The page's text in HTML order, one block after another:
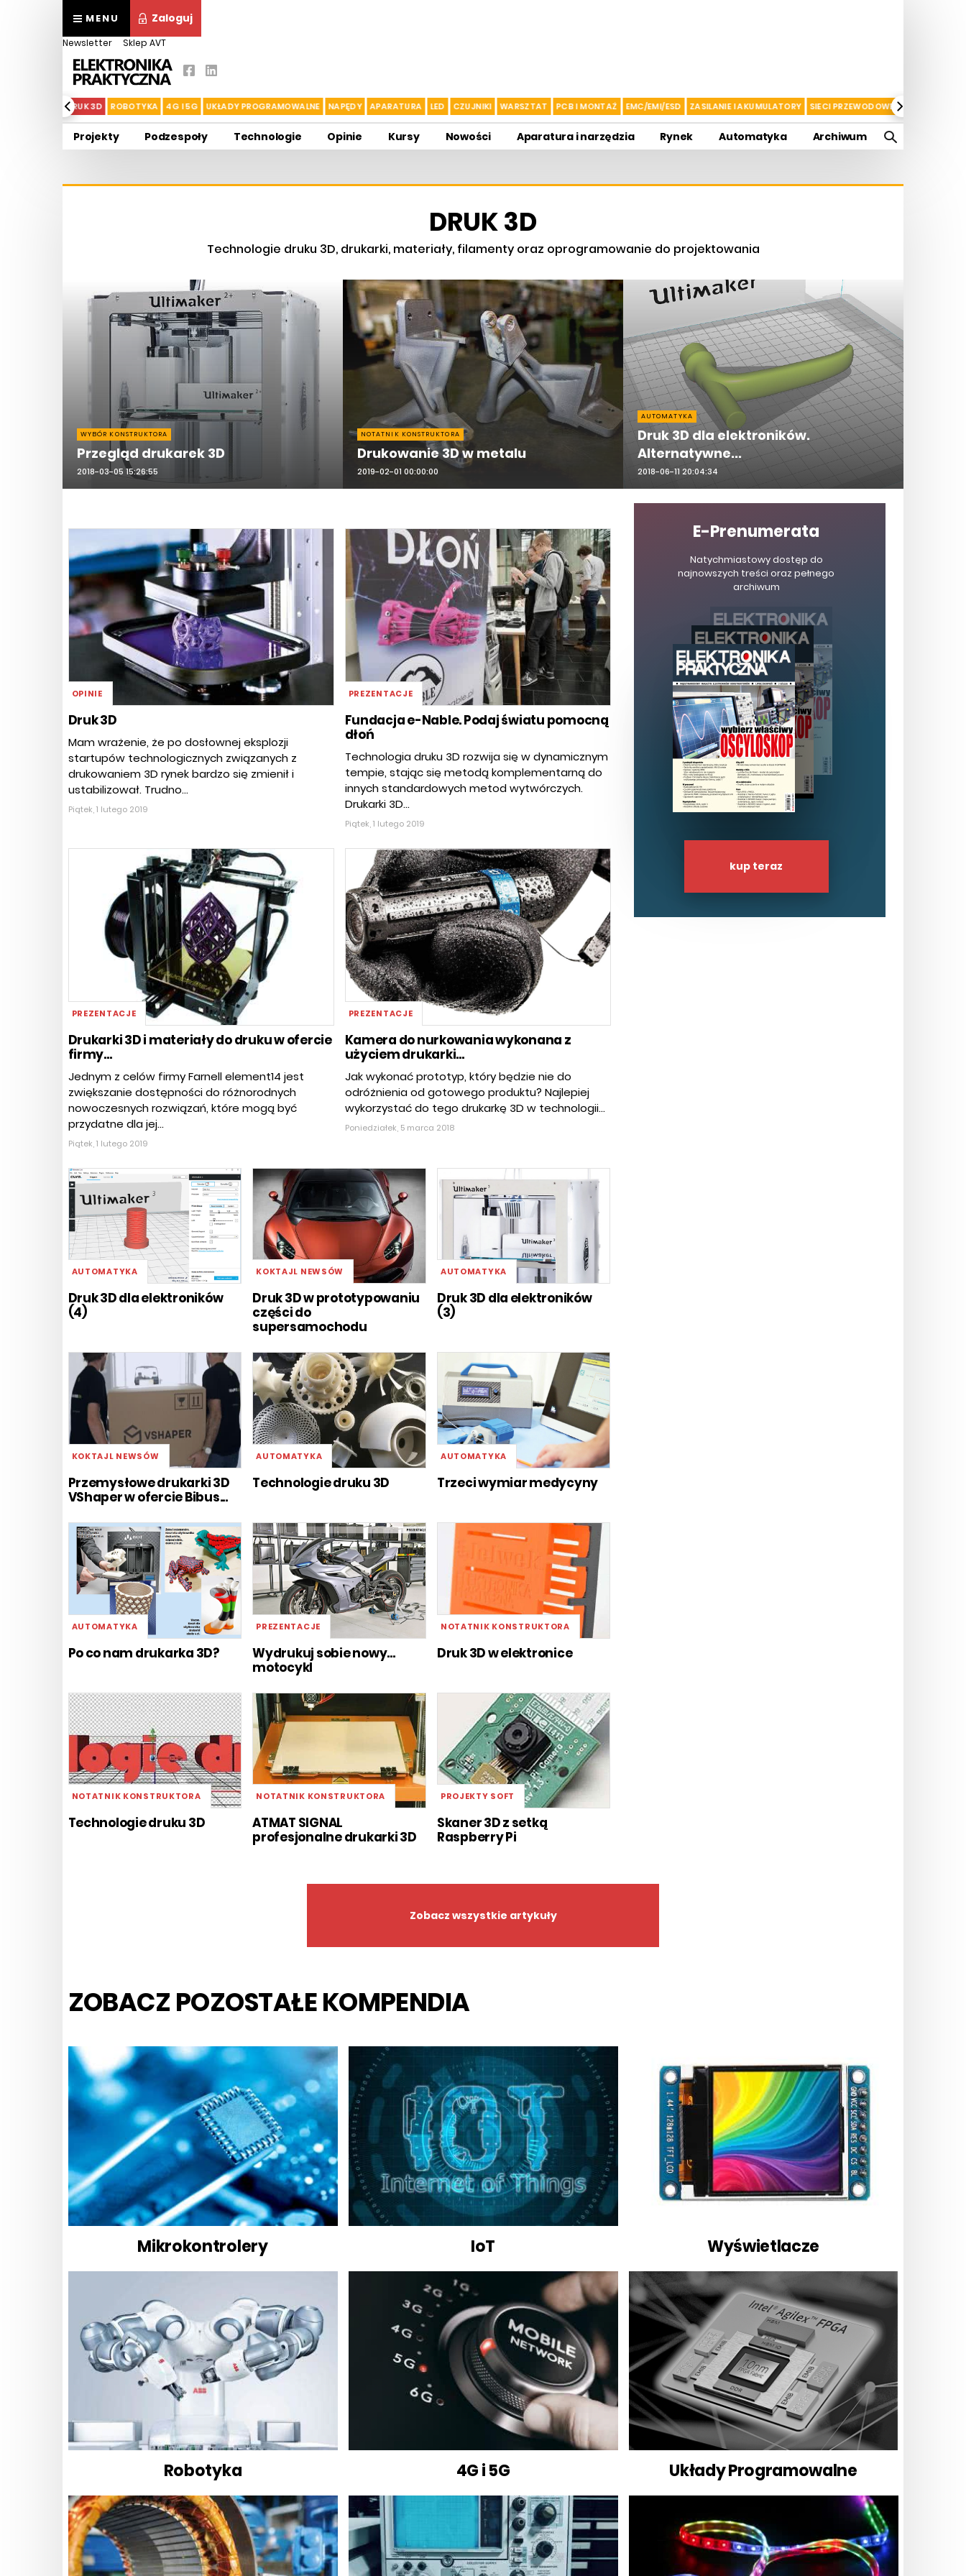
MENU Zaloguj
Newsletter Sklep AVT
DRUK 3D ROBOTYKA 4G I 5G UKŁADY PROGRAMOWALNE NAPĘDY APARATURA LED CZUJNIKI WARSZTAT PCB I MONTAŻ EMC/EMI/ESD ZASILANIE I AKUMULATORY SIECI PRZEWODOWE
Projekty Podzespoły Technologie Opinie Kursy Nowości Aparatura i narzędzia Rynek Automatyka Archiwum
DRUK 3D
Technologie druku 3D, drukarki, materiały, filamenty oraz oprogramowanie do projektowania
WYBÓR KONSTRUKTORA
Przegląd drukarek 3D
2018-03-05 15:26:55
NOTATNIK KONSTRUKTORA
Drukowanie 3D w metalu
2019-02-01 00:00:00
AUTOMATYKA
Druk 3D dla elektroników.
Alternatywne...
2018-06-11 20:04:34
OPINIE
Druk 3D
Mam wrażenie, że po dosłownej eksplozji
startupów technologicznych związanych z
drukowaniem 3D rynek bardzo się zmienił i
ustabilizował. Trudno...
Piątek, 1 lutego 2019
PREZENTACJE
Fundacja e-Nable. Podaj światu pomocną
dłoń
Technologia druku 3D rozwija się w dynamicznym
tempie, stając się metodą komplementarną do
innych standardowych metod wytwórczych.
Drukarki 3D...
Piątek, 1 lutego 2019
PREZENTACJE
Drukarki 3D i materiały do druku w ofercie
firmy...
Jednym z celów firmy Farnell element14 jest
zwiększanie dostępności do różnorodnych
nowoczesnych rozwiązań, które mogą być
przydatne dla jej...
Piątek, 1 lutego 2019
PREZENTACJE
Kamera do nurkowania wykonana z
użyciem drukarki...
Jak wykonać prototyp, który będzie nie do
odróżnienia od gotowego produktu? Najlepiej
wykorzystać do tego drukarkę 3D w technologii...
Poniedziałek, 5 marca 2018
AUTOMATYKA
Druk 3D dla elektroników
(4)
KOKTAJL NEWSÓW
Druk 3D w prototypowaniu
części do
supersamochodu
AUTOMATYKA
Druk 3D dla elektroników
(3)
KOKTAJL NEWSÓW
Przemysłowe drukarki 3D
VShaper w ofercie Bibus...
AUTOMATYKA
Technologie druku 3D
AUTOMATYKA
Trzeci wymiar medycyny
AUTOMATYKA
Po co nam drukarka 3D?
PREZENTACJE
Wydrukuj sobie nowy...
motocykl
NOTATNIK KONSTRUKTORA
Druk 3D w elektronice
NOTATNIK KONSTRUKTORA
Technologie druku 3D
NOTATNIK KONSTRUKTORA
ATMAT SIGNAL
profesjonalne drukarki 3D
PROJEKTY SOFT
Skaner 3D z setką
Raspberry Pi
E-Prenumerata
Natychmiastowy dostęp do
najnowszych treści oraz pełnego
archiwum
kup teraz
Zobacz wszystkie artykuły
ZOBACZ POZOSTAŁE KOMPENDIA
Mikrokontrolery IoT Wyświetlacze
Robotyka 4G i 5G Układy Programowalne